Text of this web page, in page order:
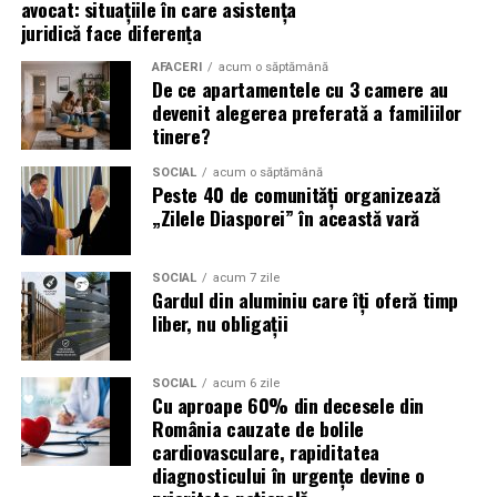
reducerea acumulării de reziduuri;
protejarea filtrului de particule;
funcționarea eficientă a sistemului antipoluare.
Acest aspect este esențial pentru reducerea riscului
unor reparații costisitoare.
Avantajele Ravenol VMP USVO 5W30
Printre cele mai importante avantaje se numără:
tehnologie USVO;
rezistență la oxidare;
protecție împotriva uzurii;
reducerea depunerilor;
(Advertorial)
avocat: situațiile în care asistența
juridică face diferența
AFACERI acum o săptămână
De ce apartamentele cu 3 camere au
devenit alegerea preferată a familiilor
tinere?
SOCIAL acum o săptămână
Peste 40 de comunități organizează
„Zilele Diasporei” în această vară
SOCIAL acum 7 zile
Gardul din aluminiu care îți oferă timp
liber, nu obligații
SOCIAL acum 6 zile
Cu aproape 60% din decesele din
România cauzate de bolile
cardiovasculare, rapiditatea
diagnosticului în urgențe devine o